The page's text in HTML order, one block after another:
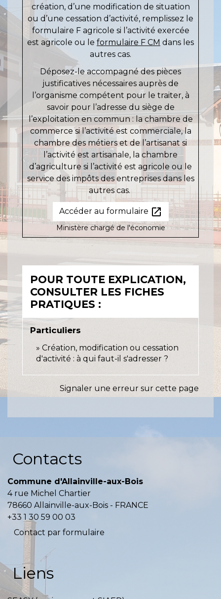
création, d’une modification de situation
ou d’une cessation d’activité, remplissez le
formulaire F agricole si l’activité exercée
est agricole ou le formulaire F CM dans les
autres cas.
Déposez-le accompagné des pièces
justificatives nécessaires auprès de
l’organisme compétent pour le traiter, à
savoir pour l’adresse du siège de
l’exploitation en commun : la chambre de
commerce si l’activité est commerciale, la
chambre des métiers et de l’artisanat si
l’activité est artisanale, la chambre
d’agriculture si l’activité est agricole ou le
service des impôts des entreprises dans les
autres cas.
Accéder au formulaire open_in_new
Ministère chargé de l'économie
POUR TOUTE EXPLICATION,
CONSULTER LES FICHES
PRATIQUES :
Particuliers
Création, modification ou cessation
d'activité : à qui faut-il s'adresser ?
Signaler une erreur sur cette page
Contacts
Commune d'Allainville-aux-Bois
4 rue Michel Chartier
78660 Allainville-aux-Bois - FRANCE
+33 1 30 59 00 03
Contact par formulaire
Liens